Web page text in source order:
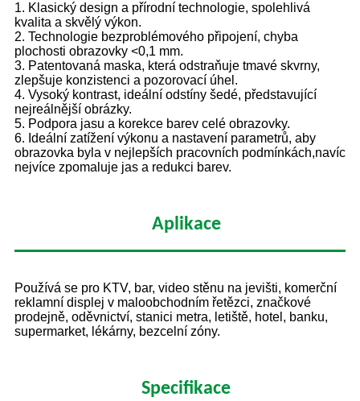
1. Klasický design a přírodní technologie, spolehlivá
kvalita a skvělý výkon.
2. Technologie bezproblémového připojení, chyba
plochosti obrazovky <0,1 mm.
3. Patentovaná maska, která odstraňuje tmavé skvrny,
zlepšuje konzistenci a pozorovací úhel.
4. Vysoký kontrast, ideální odstíny šedé, představující
nejreálnější obrázky.
5. Podpora jasu a korekce barev celé obrazovky.
6. Ideální zatížení výkonu a nastavení parametrů, aby
obrazovka byla v nejlepších pracovních podmínkách,navíc
nejvíce zpomaluje jas a redukci barev.
Aplikace
Používá se pro KTV, bar, video stěnu na jevišti, komerční
reklamní displej v maloobchodním řetězci, značkové
prodejně, oděvnictví, stanici metra, letiště, hotel, banku,
supermarket, lékárny, bezcelní zóny.
Specifikace